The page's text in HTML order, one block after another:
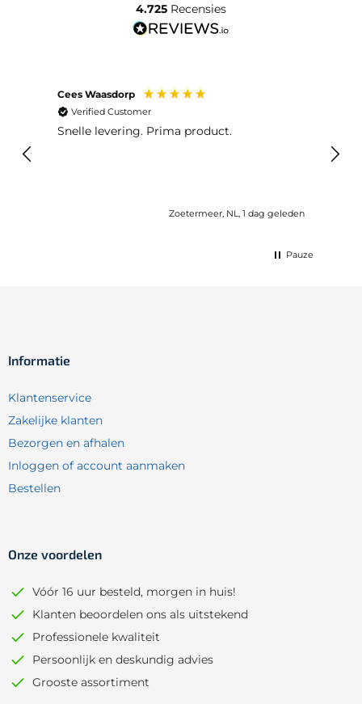
4.725 Recensies
Cees Waasdorp
Verified Customer
Snelle levering. Prima product.
Zoetermeer, NL, 1 dag geleden
lang
Pauze
Informatie
Klantenservice
Zakelijke klanten
Bezorgen en afhalen
Inloggen of account aanmaken
Bestellen
Onze voordelen
Vóór 16 uur besteld, morgen in huis!
Klanten beoordelen ons als uitstekend
Professionele kwaliteit
Persoonlijk en deskundig advies
Grooste assortiment